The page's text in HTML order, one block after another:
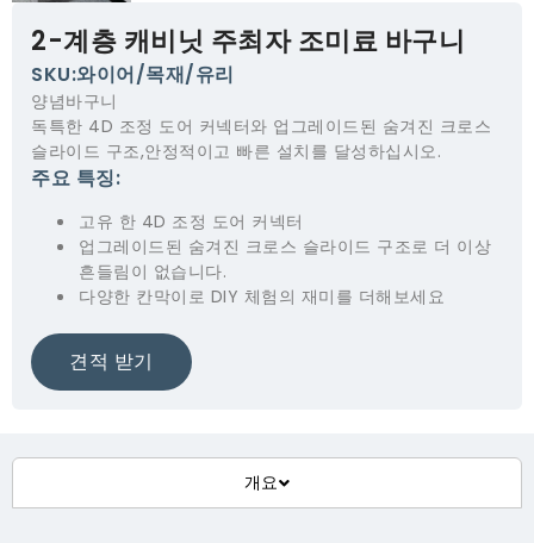
2-계층 캐비닛 주최자 조미료 바구니
SKU:와이어/목재/유리
양념바구니
독특한 4D 조정 도어 커넥터와 업그레이드된 숨겨진 크로스
슬라이드 구조,안정적이고 빠른 설치를 달성하십시오.
주요 특징:
고유 한 4D 조정 도어 커넥터
업그레이드된 숨겨진 크로스 슬라이드 구조로 더 이상
흔들림이 없습니다.
다양한 칸막이로 DIY 체험의 재미를 더해보세요
견적 받기
개요